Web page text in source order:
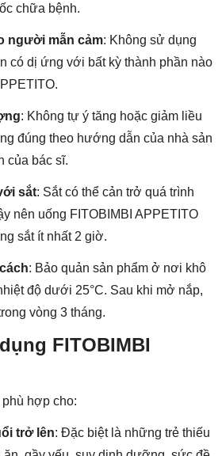
chữa bệnh.
người mẫn cảm: Không sử dụng
có dị ứng với bất kỳ thành phần nào
: Không tự ý tăng hoặc giảm liều
đúng theo hướng dẫn của nhà sản
của bác sĩ.
sắt: Sắt có thể cản trở quá trình
nên uống FITOBIMBI APPETITO
sắt ít nhất 2 giờ.
: Bảo quản sản phẩm ở nơi khô
độ dưới 25°C. Sau khi mở nắp,
vòng 3 tháng.
FITOBIMBI
phù hợp cho:
trở lên: Đặc biệt là những trẻ thiếu